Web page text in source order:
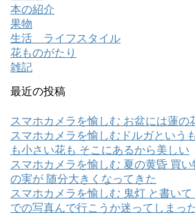
本の紹介
果物
生活 ライフスタイル
花ものがたり
雑記
最近の投稿
スマホカメラを愉しむ お盆には蓮の
スマホカメラを愉しむドルガという
も小さい花も そこにあるから美しい
スマホカメラを愉しむ 夏の黄昏 買
の実が 随分大きくなってきた
スマホカメラを愉しむ 鬼灯 と書い
での写真んで行こうか迷ってしまっ